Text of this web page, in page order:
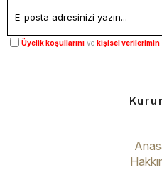
Üyelik koşullarını ve kişisel verilerimin